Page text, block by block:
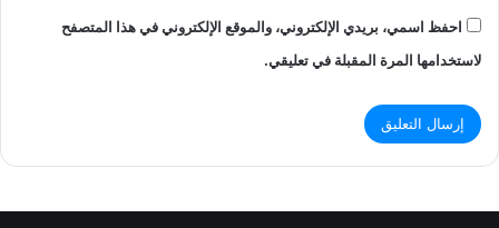
احفظ اسمي، بريدي الإلكتروني، والموقع الإلكتروني في هذا المتصفح
لاستخدامها المرة المقبلة في تعليقي.